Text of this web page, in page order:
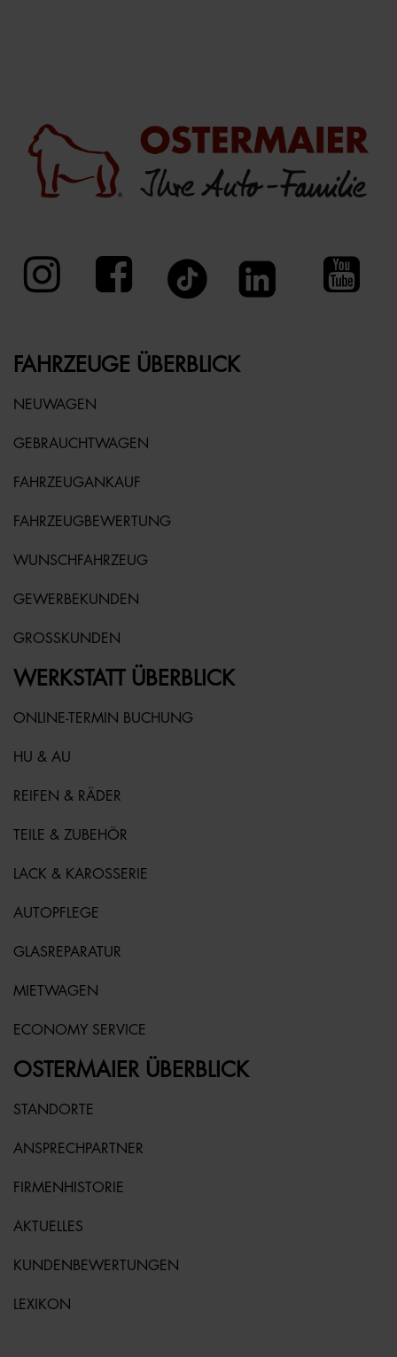
FAHRZEUGE ÜBERBLICK
NEUWAGEN
GEBRAUCHTWAGEN
FAHRZEUGANKAUF
FAHRZEUGBEWERTUNG
WUNSCHFAHRZEUG
GEWERBEKUNDEN
GROSSKUNDEN
WERKSTATT ÜBERBLICK
ONLINE-TERMIN BUCHUNG
HU & AU
REIFEN & RÄDER
TEILE & ZUBEHÖR
LACK & KAROSSERIE
AUTOPFLEGE
GLASREPARATUR
MIETWAGEN
ECONOMY SERVICE
OSTERMAIER ÜBERBLICK
STANDORTE
ANSPRECHPARTNER
FIRMENHISTORIE
AKTUELLES
KUNDENBEWERTUNGEN
LEXIKON